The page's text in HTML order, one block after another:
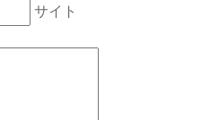
サイト